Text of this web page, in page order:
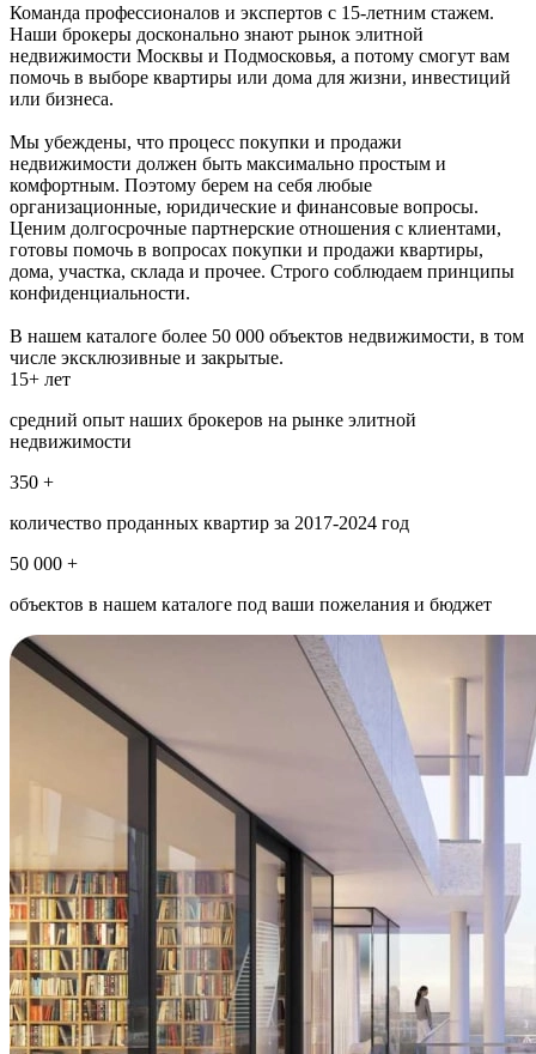
Команда профессионалов и экспертов с 15-летним стажем.
Наши брокеры досконально знают рынок элитной
недвижимости Москвы и Подмосковья, а потому смогут вам
помочь в выборе квартиры или дома для жизни, инвестиций
или бизнеса.
Мы убеждены, что процесс покупки и продажи
недвижимости должен быть максимально простым и
комфортным. Поэтому берем на себя любые
организационные, юридические и финансовые вопросы.
Ценим долгосрочные партнерские отношения с клиентами,
готовы помочь в вопросах покупки и продажи квартиры,
дома, участка, склада и прочее. Строго соблюдаем принципы
конфиденциальности.
В нашем каталоге более 50 000 объектов недвижимости, в том
числе эксклюзивные и закрытые.
15+ лет
средний опыт наших брокеров на рынке элитной
недвижимости
350 +
количество проданных квартир за 2017-2024 год
50 000 +
объектов в нашем каталоге под ваши пожелания и бюджет